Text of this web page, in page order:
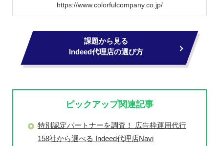
https://www.colorfulcompany.co.jp/
課題から見る
Indeed代理店の選び方
ピックアップ関連記事
特別認定パートナーを調査！ 広告枠運用代行
158社から選べる Indeed代理店Navi